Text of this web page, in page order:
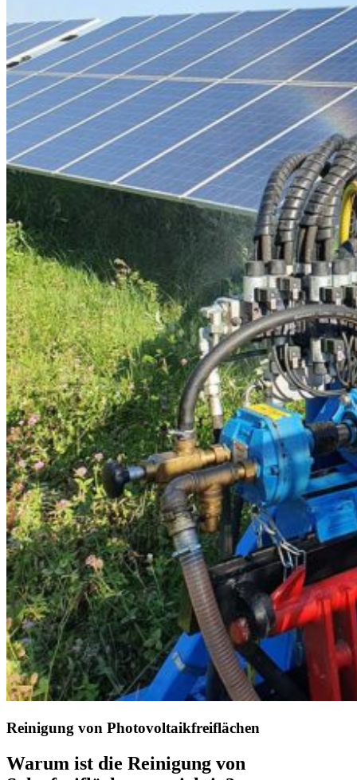
Reinigung von Photovoltaikfreiflächen
Warum ist die Reinigung von